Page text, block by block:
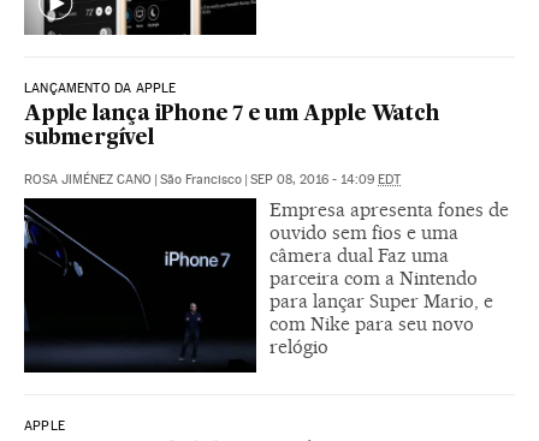
LANÇAMENTO DA APPLE
Apple lança iPhone 7 e um Apple Watch
submergível
ROSA JIMÉNEZ CANO São Francisco SEP 08, 2016 - 14:09 EDT
Empresa apresenta fones de
ouvido sem fios e uma
câmera dual Faz uma
parceira com a Nintendo
para lançar Super Mario, e
com Nike para seu novo
relógio
APPLE